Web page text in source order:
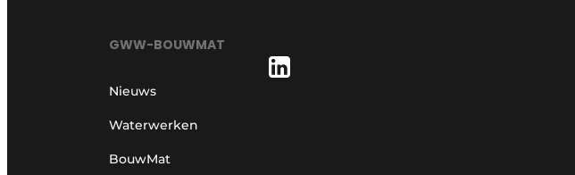
GWW-BOUWMAT
Nieuws
Waterwerken
BouwMat